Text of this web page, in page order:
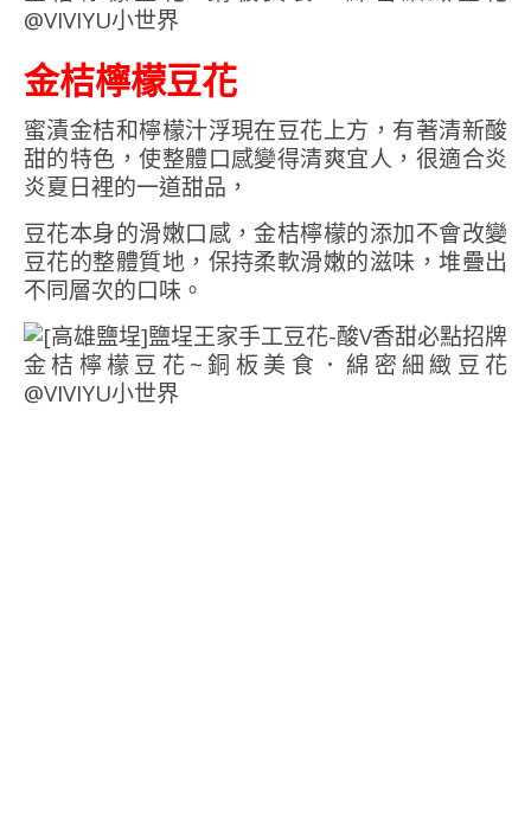
金桔檸檬豆花
蜜漬金桔和檸檬汁浮現在豆花上方，有著清新酸
甜的特色，使整體口感變得清爽宜人，很適合炎
炎夏日裡的一道甜品，
豆花本身的滑嫩口感，金桔檸檬的添加不會改變
豆花的整體質地，保持柔軟滑嫩的滋味，堆疊出
不同層次的口味。